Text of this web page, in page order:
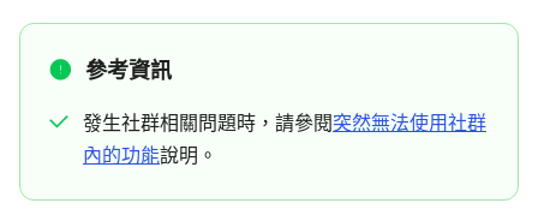
參考資訊
發生社群相關問題時，請參閱突然無法使用社群
內的功能說明。